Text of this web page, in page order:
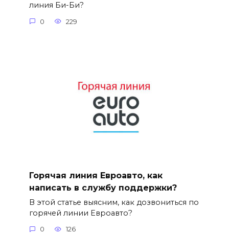
линия Би-Би?
0 229
Горячая линия Евроавто, как
написать в службу поддержки?
В этой статье выясним, как дозвониться по
горячей линии Евроавто?
0 126